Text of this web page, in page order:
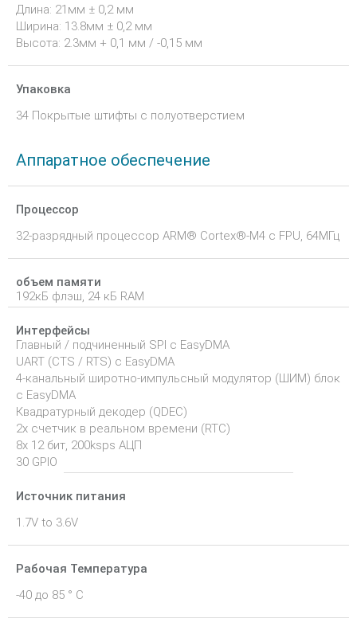
Длина: 21мм ± 0,2 мм
Ширина: 13.8мм ± 0,2 мм
Высота: 2.3мм + 0,1 мм / -0,15 мм
Упаковка
34 Покрытые штифты с полуотверстием
Аппаратное обеспечение
Процессор
32-разрядный процессор ARM® Cortex®-M4 с FPU, 64МГц
объем памяти
192кБ флэш, 24 кБ RAM
Интерфейсы
Главный / подчиненный SPI с EasyDMA
UART (CTS / RTS) с EasyDMA
4-канальный широтно-импульсный модулятор (ШИМ) блок
с EasyDMA
Квадратурный декодер (QDEC)
2x счетчик в реальном времени (RTC)
8х 12 бит, 200ksps АЦП
30 GPIO
Источник питания
1.7V to 3.6V
Рабочая Температура
-40 до 85 ° С